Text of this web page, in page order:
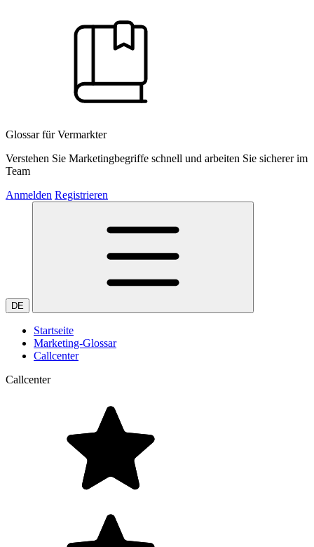
Glossar für Vermarkter
Verstehen Sie Marketingbegriffe schnell und arbeiten Sie sicherer im
Team
Anmelden Registrieren
DE
Startseite
Marketing-Glossar
Callcenter
Callcenter